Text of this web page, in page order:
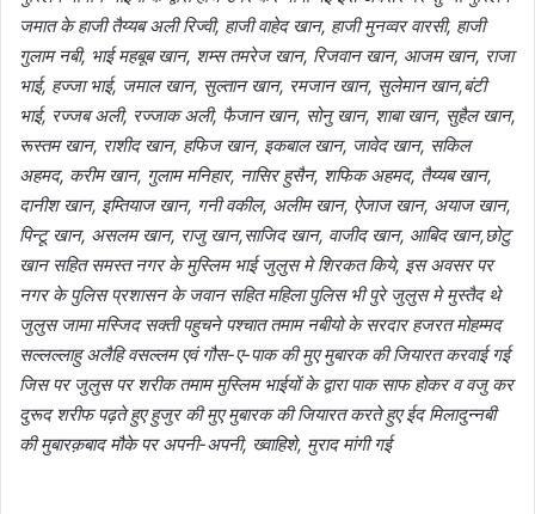
जमात के हाजी तैय्यब अली रिज्वी, हाजी वाहेद खान, हाजी मुनव्वर वारसी, हाजी
गुलाम नबी, भाई महबूब खान, शम्स तमरेज खान, रिजवान खान, आजम खान, राजा
भाई, हज्जा भाई, जमाल खान, सुल्तान खान, रमजान खान, सुलेमान खान,बंटी
भाई, रज्जब अली, रज्जाक अली, फैजान खान, सोनु खान, शाबा खान, सुहैल खान,
रूस्तम खान, राशीद खान, हफिज खान, इकबाल खान, जावेद खान, सकिल
अहमद, करीम खान, गुलाम मनिहार, नासिर हुसैन, शफिक अहमद, तैय्यब खान,
दानीश खान, इम्तियाज खान, गनी वकील, अलीम खान, ऐजाज खान, अयाज खान,
पिन्टू खान, असलम खान, राजु खान,साजिद खान, वाजीद खान, आबिद खान,छोटु
खान सहित समस्त नगर के मुस्लिम भाई जुलुस मे शिरकत किये, इस अवसर पर
नगर के पुलिस प्रशासन के जवान सहित महिला पुलिस भी पुरे जुलुस मे मुस्तैद थे
जुलुस जामा मस्जिद सक्ती पहुचने पश्चात तमाम नबीयो के सरदार हजरत मोहम्मद
सल्लल्लाहु अलैहि वसल्लम एवं गौस-ए-पाक की मुए मुबारक की जियारत करवाई गई
जिस पर जुलुस पर शरीक तमाम मुस्लिम भाईयों के द्वारा पाक साफ होकर व वजु कर
दुरूद शरीफ पढ़ते हुए हुजुर की मुए मुबारक की जियारत करते हुए ईद मिलादुन्नबी
की मुबारक़बाद मौके पर अपनी-अपनी, ख्वाहिशे, मुराद मांगी गई